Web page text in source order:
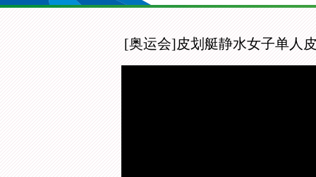
[奥运会]皮划艇静水女子单人